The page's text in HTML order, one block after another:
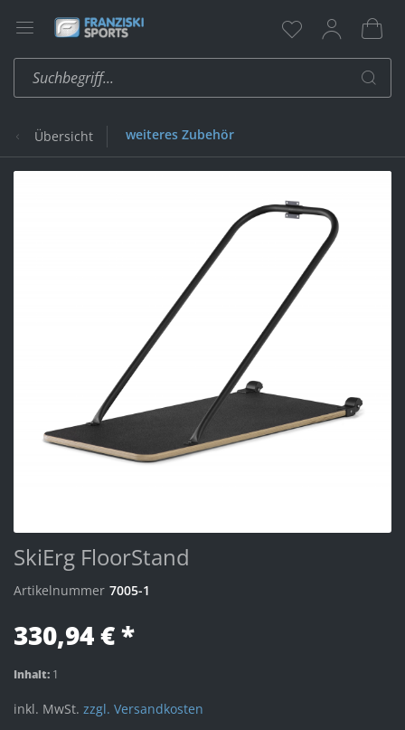
Übersicht weiteres Zubehör
SkiErg FloorStand
Artikelnummer 7005-1
330,94 € *
Inhalt: 1
inkl. MwSt. zzgl. Versandkosten